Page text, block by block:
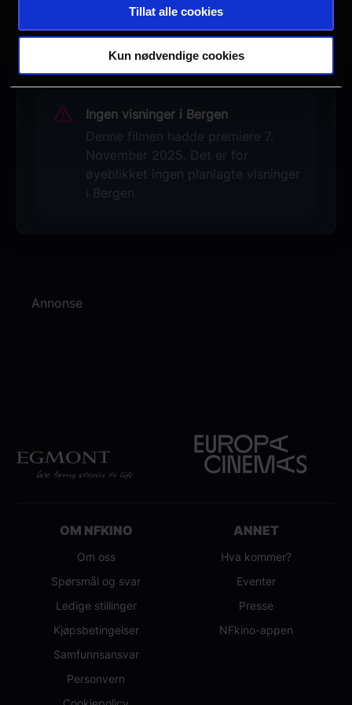
Tillat alle cookies
Kun nødvendige cookies
Se galleri
«Reisen mot nord utmerker seg med sin
urokkelige forankring i H.C. Andersens
tekst og - ikke minst - ved sin smittende
fortellerglede.» – Johs N. Frandsen ved
H.C. Andersen-senteret
Ingen visninger i Bergen
Denne filmen hadde premiere 7.
November 2025. Det er for
øyeblikket ingen planlagte visninger
i Bergen
Annonse
OM NFKINO
Om oss
Spørsmål og svar
Ledige stillinger
Kjøpsbetingelser
Samfunnsansvar
Personvern
ANNET
Hva kommer?
Eventer
Presse
NFkino-appen